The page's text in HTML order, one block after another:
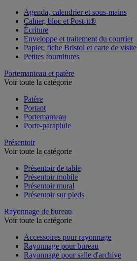
Agenda, calendrier et sous-mains
Cahier, bloc et Post-it®
Écriture
Enveloppe et traitement du courrier
Papier, fiche Bristol et carte de visite
Petites fournitures
Portemanteau et patère
Voir toute la catégorie
Patère
Portant
Portemanteau
Porte-parapluie
Présentoir
Voir toute la catégorie
Présentoir de table
Présentoir mobile
Présentoir mural
Présentoir sur pieds
Rayonnage de bureau
Voir toute la catégorie
Accessoires pour rayonnage
Rayonnage pour bureau
Rayonnage pour salle d'archive